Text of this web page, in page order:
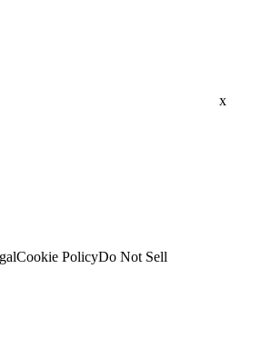
x
Cookie PolicyDo Not Sell